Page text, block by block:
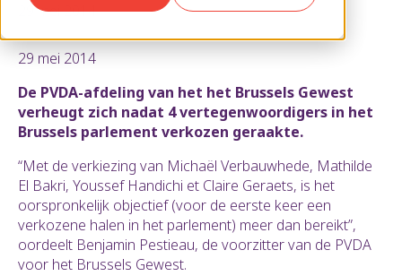
29 mei 2014
29 mei 2014
De PVDA-afdeling van het het Brussels Gewest
verheugt zich nadat 4 vertegenwoordigers in het
Brussels parlement verkozen geraakte.
“Met de verkiezing van Michaël Verbauwhede, Mathilde
El Bakri, Youssef Handichi et Claire Geraets, is het
oorspronkelijk objectief (voor de eerste keer een
verkozene halen in het parlement) meer dan bereikt”,
oordeelt Benjamin Pestieau, de voorzitter van de PVDA
voor het Brussels Gewest.